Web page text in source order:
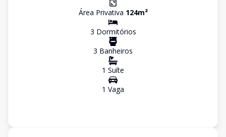
Área Privativa 124m²
3 Dormitórios
3 Banheiros
1 Suíte
1 Vaga